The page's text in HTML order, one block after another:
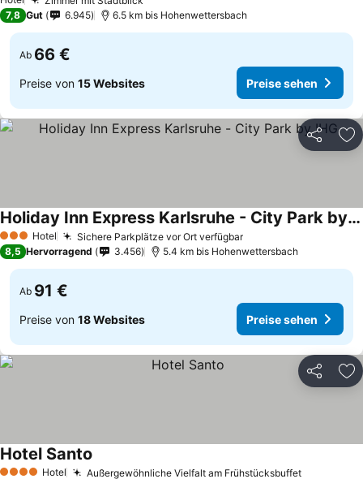
7,8 Gut 6.945 6.5 km bis Hohenwettersbach
Ab 66 €
Preise von 15 Websites Preise sehen
Teilen
3 SterneHotel Sichere Parkplätze vor Ort verfügbarPreise sehen
Holiday Inn Express Karlsruhe - City Park by IHG
Preise sehen
8,5 Hervorragend 3.456 5.4 km bis Hohenwettersbach
Ab 91 €
Preise von 18 Websites Preise sehen
Teilen
Hotel Außergewöhnliche Vielfalt am FrühstücksbuffetPreise
Hotel Santo